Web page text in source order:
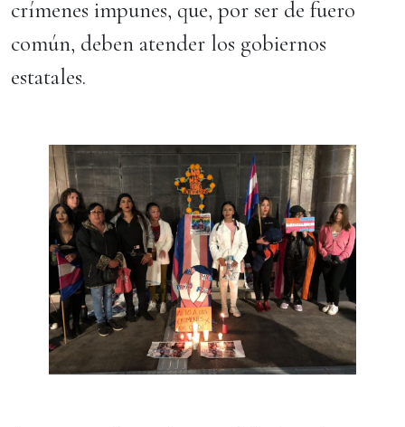
crímenes impunes, que, por ser de fuero
común, deben atender los gobiernos
estatales.